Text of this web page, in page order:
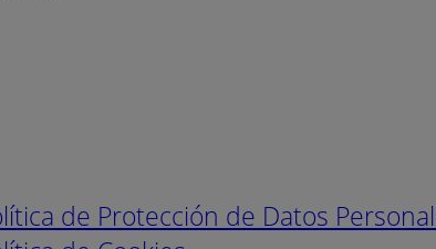
de Protección de Datos